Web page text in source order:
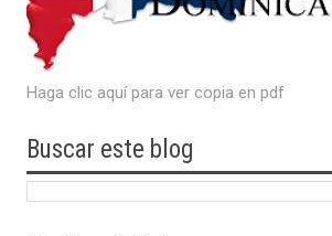
Haga clic aquí para ver copia en pdf
Buscar este blog